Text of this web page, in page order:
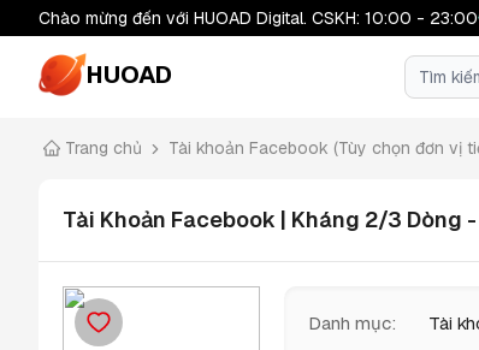
Chào mừng đến với HUOAD Digital. CSKH: 10:00 - 23:00
HUOAD
Trang chủ Tài khoản Facebook (Tùy chọn đơn vị
Tài Khoản Facebook | Kháng 2/3 Dòng
Danh mục:
Tài